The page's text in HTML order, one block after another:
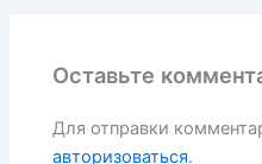
Оставьте
Для отправки
авторизоваться.